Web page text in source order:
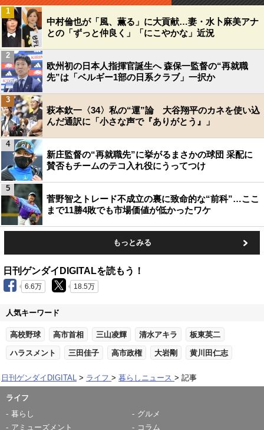
中村倫也が「風、薫る」に大貢献…妻・水卜麻美アナ
との「ずっと仲良く」「にこやかな」近況
1
欧州初の日本人指揮官誕生へ 森保一監督の“再就職
先”は「ベルギー1部の日系クラブ」一択か
2
萩本欽一〈34〉私の“運”論 大谷翔平のカネを使い込
んだ通訳に「小さな声で『ありがとう』」
3
新庄監督の“再就職先”に挙がるまさかの球団 采配に
賛否もチームのテコ入れ役にうってつけ
4
菅野智之トレード不成立の裏に致命的な“前科”…ここ
まで11勝4敗でも市場価値が低かったワケ
5
もっとみる
日刊ゲンダイDIGITALを読もう！
6.6万 18.5万
人気キーワード
高校野球 高市首相 三山凌輝 清水アキラ 板東英二
ハラスメント 三田佳子 高市政権 大岩剛 黄川田仁志
日刊ゲンダイDIGITAL ライフ 暮らしニュース 記事
ライフ
暮らし
グルメ
アミューズメント
コラム